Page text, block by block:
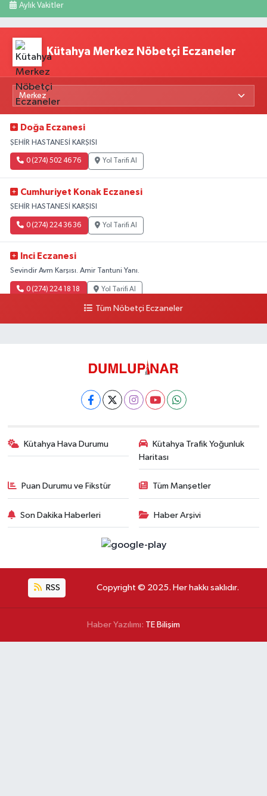
Aylık Vakitler
Kütahya Merkez Nöbetçi Eczaneler
Doğa Eczanesi
ŞEHİR HASTANESİ KARŞISI
0 (274) 502 46 76 Yol Tarifi Al
Cumhuriyet Konak Eczanesi
ŞEHİR HASTANESİ KARŞISI
0 (274) 224 36 36 Yol Tarifi Al
Inci Eczanesi
Sevindir Avm Karşısı. Amir Tantuni Yanı.
0 (274) 224 18 18 Yol Tarifi Al
Tüm Nöbetçi Eczaneler
Kütahya Hava Durumu
Kütahya Trafik Yoğunluk
Haritası
Puan Durumu ve Fikstür Tüm Manşetler
Son Dakika Haberleri Haber Arşivi
RSS Copyright © 2025. Her hakkı saklıdır.
Haber Yazılımı: TE Bilişim